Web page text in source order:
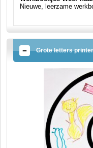
Nieuwe, leerzame
Grote letters